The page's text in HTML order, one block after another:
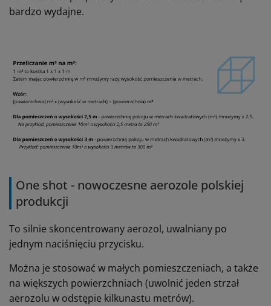
bardzo wydajne.
One shot - nowoczesne aerozole polskiej
produkcji
To silnie skoncentrowany aerozol, uwalniany po
jednym naciśnięciu przycisku.
Można je stosować w małych pomieszczeniach, a także
na większych powierzchniach (uwolnić jeden strzał
aerozolu w odstępie kilkunastu metrów).